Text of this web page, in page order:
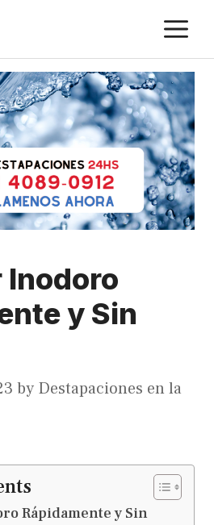
Inodoro
y Sin
by Destapaciones en la
Rápidamente y Sin